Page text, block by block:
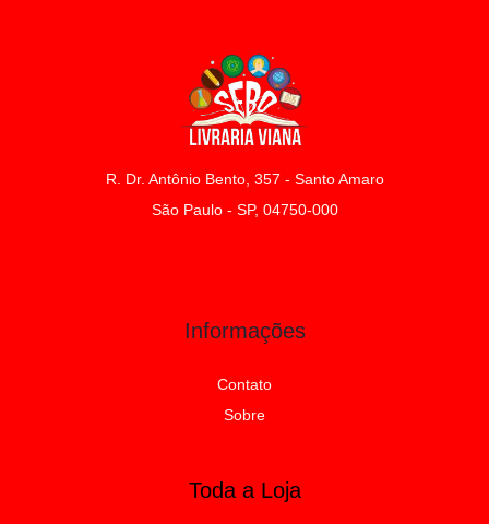
R. Dr. Antônio Bento, 357 - Santo Amaro
São Paulo - SP, 04750-000
Informações
Contato
Sobre
Toda a Loja